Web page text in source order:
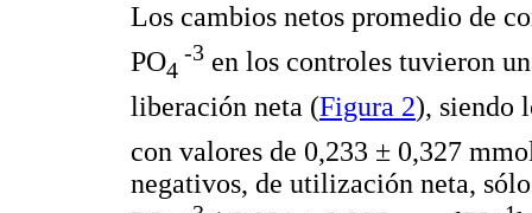
Los cambios netos promedio de
PO4
-3 en los controles tuvieron
liberación neta (Figura 2), siendo
con valores de 0,233 ± 0,327
negativos, de utilización neta,